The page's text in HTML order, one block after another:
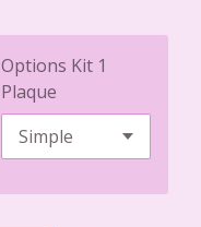
Options Kit 1
Plaque